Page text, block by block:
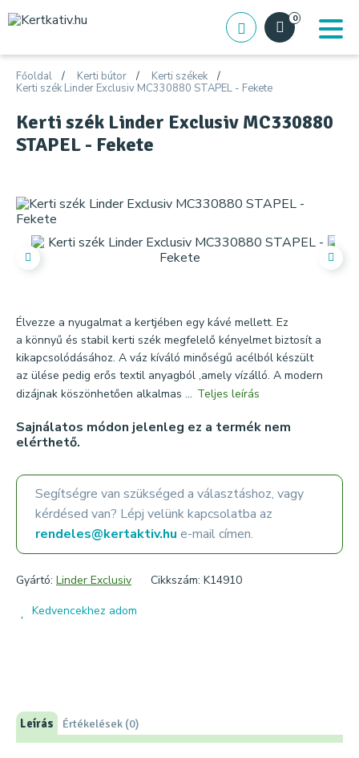
0
Főoldal Kerti bútor
Kerti székek
Kerti szék Linder Exclusiv MC330880 STAPEL - Fekete
Kerti szék Linder Exclusiv MC330880
STAPEL - Fekete
Élvezze a nyugalmat a kertjében egy kávé mellett. Ez
a könnyű és stabil kerti szék megfelelő kényelmet biztosít a
kikapcsolódásához. A váz kíváló minőségű acélból készült
az ülése pedig erős textil anyagból ,amely vízálló. A modern
dizájnak köszönhetően alkalmas ... Teljes leírás
Sajnálatos módon jelenleg ez a termék nem
elérthető.
Segítségre van szükséged a választáshoz, vagy
kérdésed van? Lépj velünk kapcsolatba az
rendeles@kertaktiv.hu e-mail címen.
Gyártó: Linder Exclusiv
Cikkszám: K14910
Kedvencekhez adom
Leírás Értékelések (0)